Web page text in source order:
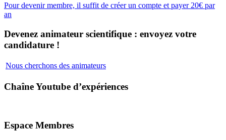
Pour devenir membre, il suffit de créer un compte et payer 20€ par
an
Devenez animateur scientifique : envoyez votre
candidature !
Nous cherchons des animateurs
Chaîne Youtube d’expériences
Espace Membres